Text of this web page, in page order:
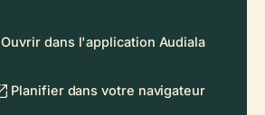
Ouvrir dans l'application Audiala
Planifier dans votre navigateur